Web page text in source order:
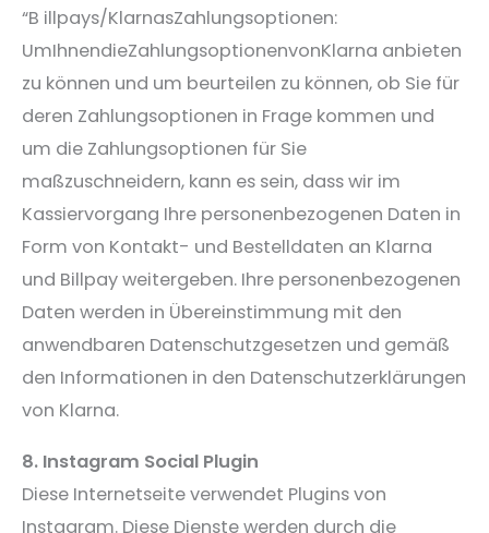
“B​ illpays/KlarnasZahlungsoptionen:​
UmIhnendieZahlungsoptionenvonKlarna anbieten
zu können und um beurteilen zu können, ob Sie für
deren Zahlungsoptionen in Frage kommen und
um die Zahlungsoptionen für Sie
maßzuschneidern, kann es sein, dass wir im
Kassiervorgang Ihre personenbezogenen Daten in
Form von Kontakt- und Bestelldaten an Klarna
und Billpay weitergeben. Ihre personenbezogenen
Daten werden in Übereinstimmung mit den
anwendbaren Datenschutzgesetzen und gemäß
den Informationen in den Datenschutzerklärungen
von Klarna.
8. Instagram Social Plugin
Diese Internetseite verwendet Plugins von
Instagram. Diese Dienste werden durch die